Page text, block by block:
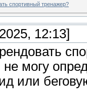
спортивный тренажер?
12:13]
не могу
или